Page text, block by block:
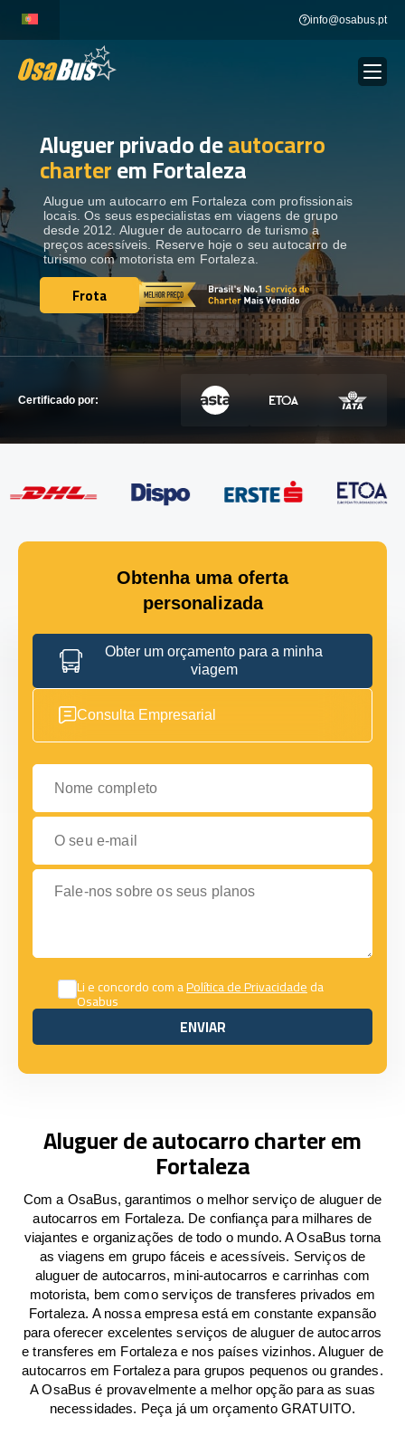
content
info@osabus.pt
ALUGUER DE AUTOCARROS
DESTINOS
FROTA
ENTRE EM CONTACTO
ENTRE EM CONTACTO
Aluguer privado deautocarro
charterem Fortaleza
Alugue um autocarro em Fortaleza com profissionais
locais. Os seus especialistas em viagens de grupo
desde 2012. Aluguer de autocarro de turismo a
preços acessíveis. Reserve hoje o seu autocarro de
turismo com motorista em Fortaleza.
Frota
Frota
Certificado por:
Obtenha uma oferta
personalizada
Obter um orçamento para a minha
viagem
Consulta Empresarial
Nome completo
O seu e-mail
Fale-nos sobre os seus planos
Li e concordo com aPolítica de Privacidadeda
Osabus
ENVIAR
ENVIAR
Aluguer de autocarro charter em
Fortaleza
Com a OsaBus, garantimos o melhor serviço de aluguer de
autocarros em Fortaleza. De confiança para milhares de
viajantes e organizações de todo o mundo. A OsaBus torna
as viagens em grupo fáceis e acessíveis. Serviços de
aluguer de autocarros, mini-autocarros e carrinhas com
motorista, bem como serviços de transferes privados em
Fortaleza. A nossa empresa está em constante expansão
para oferecer excelentes serviços de aluguer de autocarros
e transferes em Fortaleza e nos países vizinhos. Aluguer de
autocarros em Fortaleza para grupos pequenos ou grandes.
A OsaBus é provavelmente a melhor opção para as suas
necessidades. Peça já um orçamento GRATUITO.